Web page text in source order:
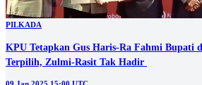
PILKADA
KPU Tetapkan Gus Haris-Ra Fahmi Bupati
Terpilih, Zulmi-Rasit Tak Hadir